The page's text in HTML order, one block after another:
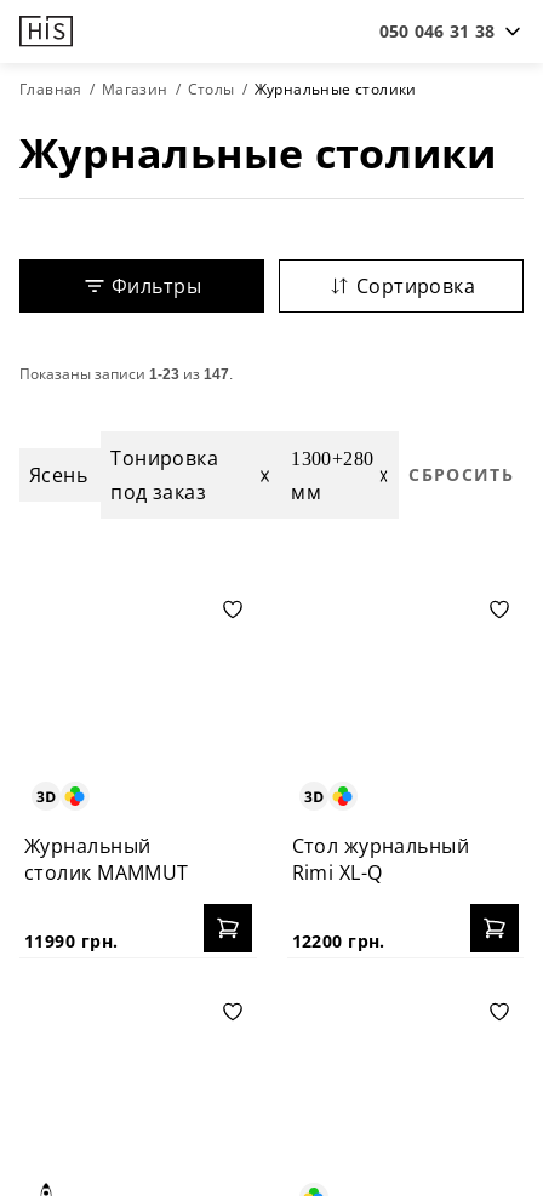
050 046 31 38
Главная Магазин Столы Журнальные столики
Журнальные столики
Фильтры Сортировка
Показаны записи 1-23 из147.
Ясень
Тонировка
под заказ
1300+280
мм
СБРОСИТЬ
Журнальный
столик MAMMUT
11990 грн.
Стол журнальный
Rimi XL-Q
12200 грн.